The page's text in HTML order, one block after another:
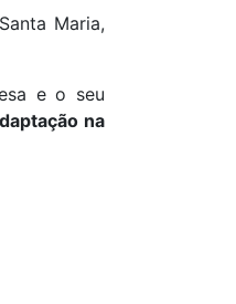
Maria,
e o seu
na